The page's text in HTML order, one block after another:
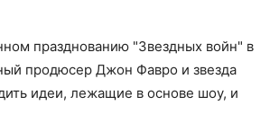
празднованию "Звездных войн" в
продюсер Джон Фавро и звезда
идеи, лежащие в основе шоу, и